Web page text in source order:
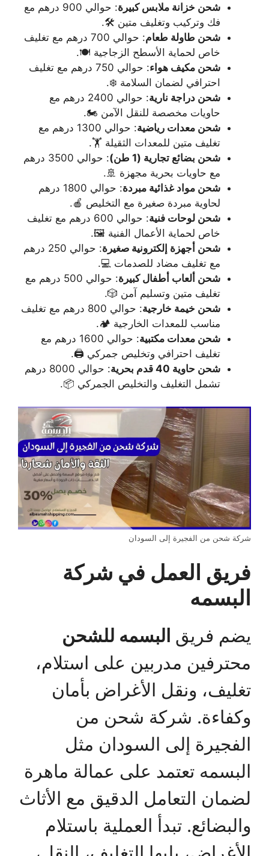
شحن خزانة ملابس كبيرة
: حوالي 900 درهم مع
فك وتركيب وتغليف متين 🛠️.
شحن طاولة طعام
: حوالي 700 درهم مع تغليف
خاص لحماية الأسطح الزجاجية 🍽️.
شحن مكيف هواء
: حوالي 750 درهم مع تغليف
احترافي لضمان السلامة ❄️.
شحن دراجة نارية
: حوالي 2400 درهم مع
حاويات مخصصة للنقل الآمن 🏍️.
شحن معدات رياضية
: حوالي 1300 درهم مع
تغليف متين للمعدات الثقيلة 🏋️.
شحن بضائع تجارية (1 طن)
: حوالي 3500 درهم
مع حاويات بحرية مجهزة 🚢.
شحن مواد غذائية مبردة
: حوالي 1800 درهم
لحاوية مبردة صغيرة مع التخليص 🍎.
شحن لوحات فنية
: حوالي 600 درهم مع تغليف
خاص لحماية الأعمال الفنية 🖼️.
شحن أجهزة إلكترونية صغيرة
: حوالي 250 درهم
مع تغليف مضاد للصدمات 💻.
شحن ألعاب أطفال كبيرة
: حوالي 500 درهم مع
تغليف متين وتسليم آمن 🎲.
شحن خيمة خارجية
: حوالي 800 درهم مع تغليف
مناسب للمعدات الخارجية 🏕️.
شحن معدات مكتبية
: حوالي 1600 درهم مع
تغليف احترافي وتخليص جمركي 🖨️.
شحن حاوية 40 قدم بحرية
: حوالي 8000 درهم
تشمل التغليف والتخليص الجمركي 📦.
شركة شحن من الفجيرة إلى السودان
فريق العمل في شركة
البسمه
يضم فريق البسمه للشحن
محترفين مدربين على استلام،
تغليف، ونقل الأغراض بأمان
وكفاءة. شركة شحن من
الفجيرة إلى السودان مثل
البسمه تعتمد على عمالة ماهرة
لضمان التعامل الدقيق مع الأثاث
والبضائع. تبدأ العملية باستلام